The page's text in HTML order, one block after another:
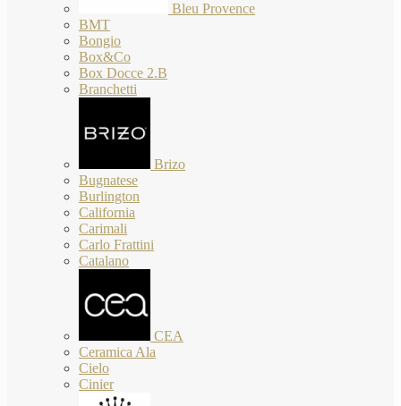
Bleu Provence
BMT
Bongio
Box&Co
Box Docce 2.B
Branchetti
Brizo
Bugnatese
Burlington
California
Carimali
Carlo Frattini
Catalano
CEA
Ceramica Ala
Cielo
Cinier